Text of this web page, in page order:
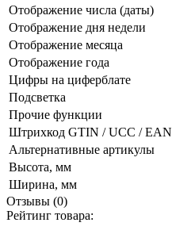
Отображение числа (даты)
Отображение дня недели
Отображение месяца
Отображение года
Цифры на циферблате
Подсветка
Прочие функции
Штрихкод GTIN / UCC / EAN
Альтернативные артикулы
Высота, мм
Ширина, мм
Отзывы (0)
Рейтинг товара: